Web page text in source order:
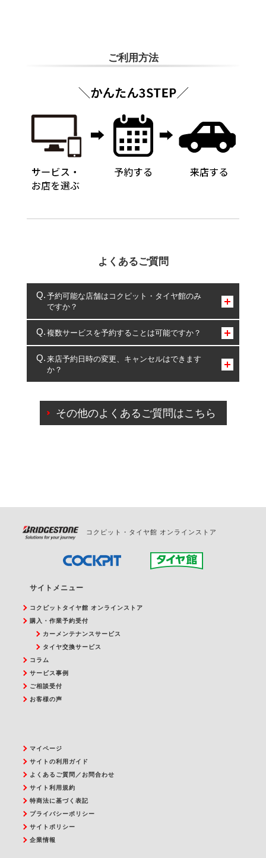
ご利用方法
よくあるご質問
予約可能な店舗はコクピット・タイヤ館のみ
ですか？
コクピット・タイヤ館のみとなります。
複数サービスを予約することは可能ですか？
複数サービスのご予約は可能です。
一部の商品・サービスの組み合わせに限り、同時にご予約が
出来ないものもございます。
来店予約日時の変更、キャンセルはできます
か？
ご来店予約日の3営業日前を過ぎている場合のご予約
の日時変更につきましては、直接ご予約の店舗まで
その他のよくあるご質問はこちら
コクピット・タイヤ館 オンラインストア
サイトメニュー
コクピットタイヤ館 オンラインストア
購入・作業予約受付
カーメンテナンスサービス
タイヤ交換サービス
コラム
サービス事例
ご相談受付
お客様の声
マイページ
サイトの利用ガイド
よくあるご質問／お問合わせ
サイト利用規約
特商法に基づく表記
プライバシーポリシー
サイトポリシー
企業情報